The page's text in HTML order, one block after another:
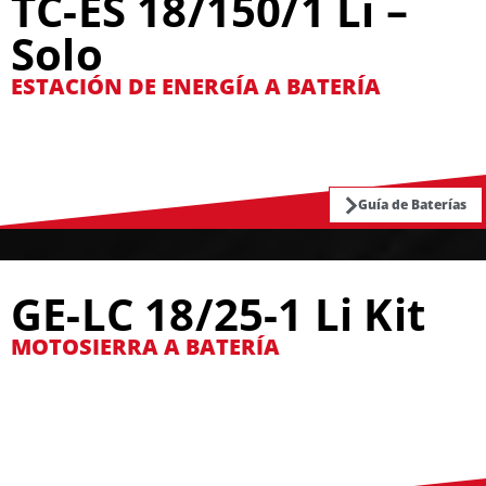
Solo
ESTACIÓN DE ENERGÍA A BATERÍA
Guía de Baterías
GE-LC 18/25-1 Li Kit
MOTOSIERRA A BATERÍA